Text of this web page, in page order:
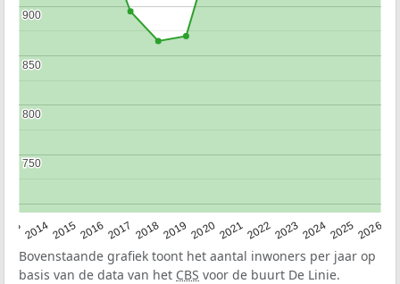
2014201520162017 20182019 2020202120222023202420252026
750
750
800
800
850
850
900
900
Bovenstaande grafiek toont het aantal inwoners per jaar op
basis van de data van het CBS voor de buurt De Linie.